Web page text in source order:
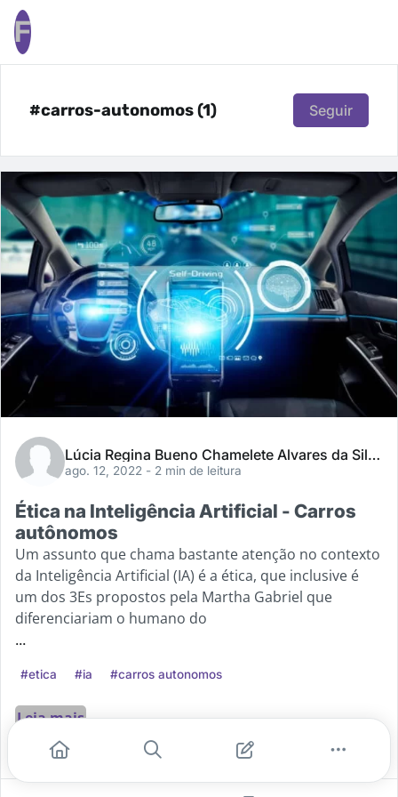
F
#carros-autonomos (1) Seguir
Lúcia Regina Bueno Chamelete Alvares da Silva
ago. 12, 2022 - 2 min de leitura
Ética na Inteligência Artificial - Carros
autônomos
Um assunto que chama bastante atenção no contexto
da Inteligência Artificial (IA) é a ética, que inclusive é
um dos 3Es propostos pela Martha Gabriel que
diferenciariam o humano do
...
#etica #ia #carros autonomos
Leia mais